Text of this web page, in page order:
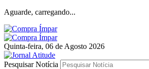
Aguarde, carregando...
Quinta-feira, 06 de Agosto 2026
Pesquisar Notícia